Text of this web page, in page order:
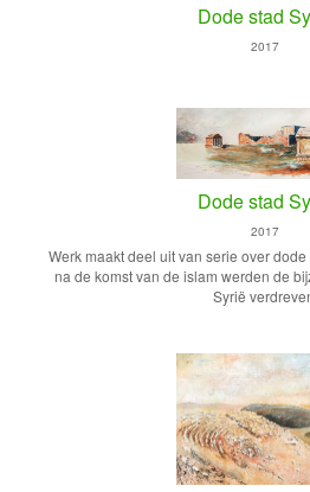
Dode stad
2017
Dode stad
2017
Werk maakt deel uit van serie over
na de komst van de islam werden de
Syrië